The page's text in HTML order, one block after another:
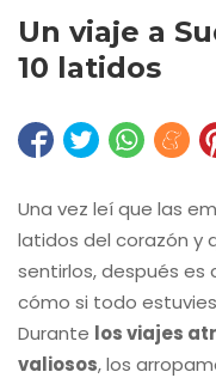
Un viaje a
10 latidos
Una vez leí que las
latidos del corazón y
sentirlos, después
cómo si todo
Durante los viajes
valiosos, los